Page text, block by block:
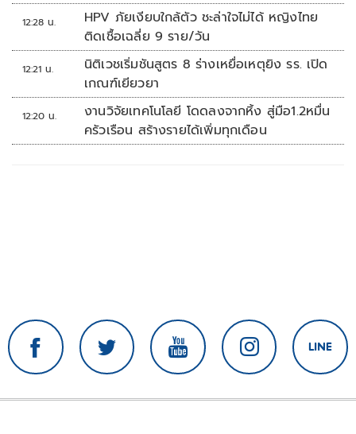
12:28 น.
HPV ภัยเงียบใกล้ตัว ชะล่าใจไม่ได้ หญิงไทย
ติดเชื้อเฉลี่ย 9 ราย/วัน
12:21 น.
นิติเวชเริ่มชันสูตร 8 ร่างเหยื่อเหตุยิง รร. เปิด
เกณฑ์เยียวยา
12:20 น.
งานวิจัยเทคโนโลยี โดดลงจากหิ้ง สู่มือ1.2หมื่น
ครัวเรือน สร้างรายได้เพิ่มทุกเดือน